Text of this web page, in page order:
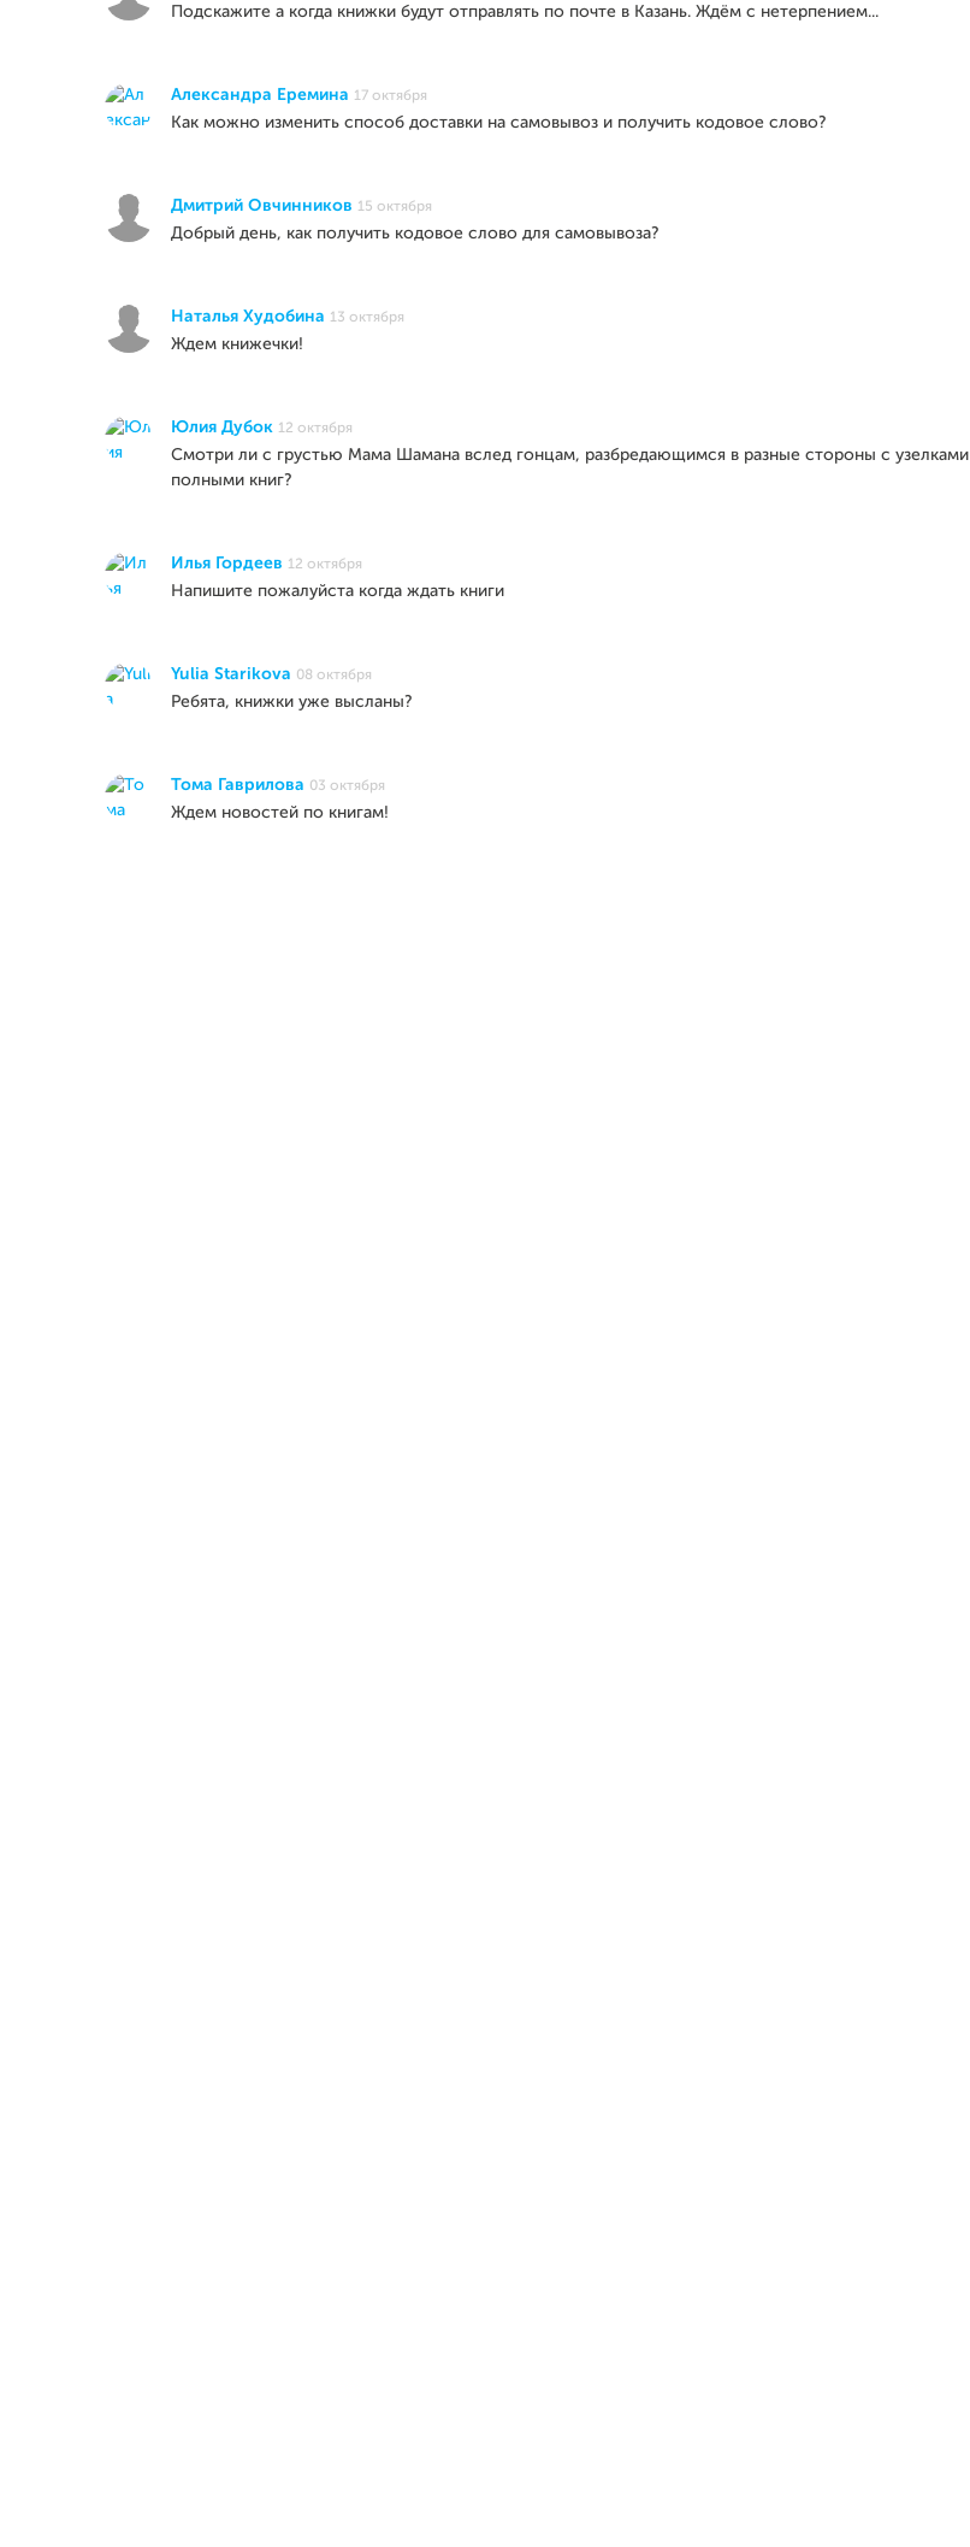
Подскажите а когда книжки будут отправлять по почте в Казань. Ждём с нетерпением...
Александра Еремина 17 октября
Как можно изменить способ доставки на самовывоз и получить кодовое слово?
Дмитрий Овчинников 15 октября
Добрый день, как получить кодовое слово для самовывоза?
Наталья Худобина 13 октября
Ждем книжечки!
Юлия Дубок 12 октября
Смотри ли с грустью Мама Шамана вслед гонцам, разбредающимся в разные стороны с узелками
полными книг?
Илья Гордеев 12 октября
Напишите пожалуйста когда ждать книги
Yulia Starikova 08 октября
Ребята, книжки уже высланы?
Тома Гаврилова 03 октября
Ждем новостей по книгам!